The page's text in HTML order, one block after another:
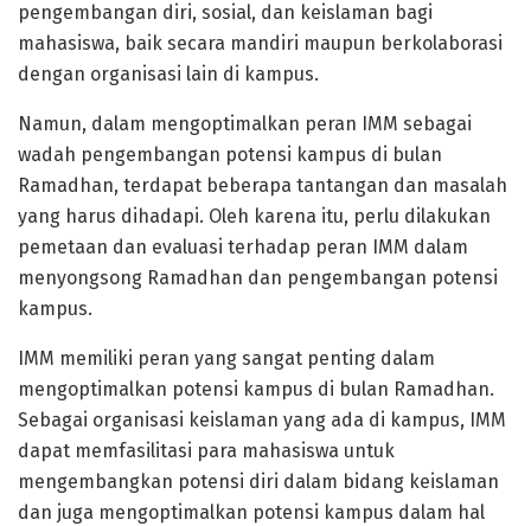
pengembangan diri, sosial, dan keislaman bagi
mahasiswa, baik secara mandiri maupun berkolaborasi
dengan organisasi lain di kampus.
Namun, dalam mengoptimalkan peran IMM sebagai
wadah pengembangan potensi kampus di bulan
Ramadhan, terdapat beberapa tantangan dan masalah
yang harus dihadapi. Oleh karena itu, perlu dilakukan
pemetaan dan evaluasi terhadap peran IMM dalam
menyongsong Ramadhan dan pengembangan potensi
kampus.
IMM memiliki peran yang sangat penting dalam
mengoptimalkan potensi kampus di bulan Ramadhan.
Sebagai organisasi keislaman yang ada di kampus, IMM
dapat memfasilitasi para mahasiswa untuk
mengembangkan potensi diri dalam bidang keislaman
dan juga mengoptimalkan potensi kampus dalam hal